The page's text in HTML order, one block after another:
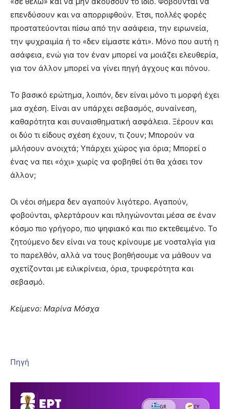
επενδύσουν και να απορριφθούν. Έτσι, πολλές φορές
προστατεύονται πίσω από την ασάφεια, την ειρωνεία,
την ψυχραιμία ή το «δεν είμαστε κάτι». Μόνο που αυτή η
ασάφεια, ενώ για τον έναν μπορεί να μοιάζει ελευθερία,
για τον άλλον μπορεί να γίνει πηγή άγχους και πόνου.
Το βασικό ερώτημα, λοιπόν, δεν είναι μόνο τι μορφή έχει
μια σχέση. Είναι αν υπάρχει σεβασμός, συναίνεση,
καθαρότητα και συναισθηματική ασφάλεια. Ξέρουν και
οι δύο τι είδους σχέση έχουν, τι ζουν; Μπορούν να
μιλήσουν ανοιχτά; Υπάρχει χώρος για όρια; Μπορεί ο
ένας να πει «όχι» χωρίς να φοβηθεί ότι θα χάσει τον
άλλον;
Οι νέοι σήμερα δεν αγαπούν λιγότερο. Αγαπούν,
φοβούνται, φλερτάρουν και πληγώνονται μέσα σε έναν
κόσμο πιο γρήγορο, πιο ψηφιακό και πιο εκτεθειμένο. Το
ζητούμενο δεν είναι να τους κρίνουμε με νοσταλγία για
το παρελθόν, αλλά να τους βοηθήσουμε να μάθουν να
σχετίζονται με ειλικρίνεια, όρια, τρυφερότητα και
σεβασμό.
Κείμενο: Μαρίνα Μόσχα
Πηγή